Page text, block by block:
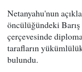
Netanyahu'nun
öncülüğündeki
çerçevesinde
tarafların
bulundu.